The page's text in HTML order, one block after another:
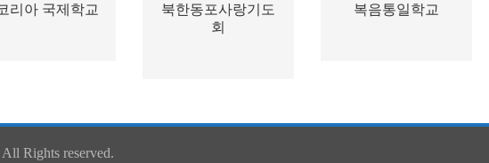
리아 국제학교
북한동포사랑기도
회
복음통일학교
Rights reserved.